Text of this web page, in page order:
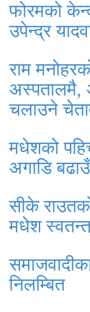
फोरमको
उपेन्द्र
राम
अस्पतालमै,
चलाउने
मधेशको
अगाडि
सीके
मधेश
निलम्बित